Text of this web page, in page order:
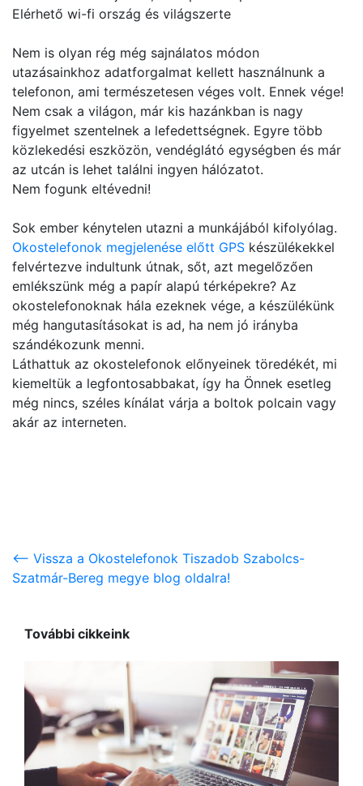
Elérhető wi-fi ország és világszerte
Nem is olyan rég még sajnálatos módon
utazásainkhoz adatforgalmat kellett használnunk a
telefonon, ami természetesen véges volt. Ennek vége!
Nem csak a világon, már kis hazánkban is nagy
figyelmet szentelnek a lefedettségnek. Egyre több
közlekedési eszközön, vendéglátó egységben és már
az utcán is lehet találni ingyen hálózatot.
Nem fogunk eltévedni!
Sok ember kénytelen utazni a munkájából kifolyólag.
Okostelefonok megjelenése előtt GPS készülékekkel
felvértezve indultunk útnak, sőt, azt megelőzően
emlékszünk még a papír alapú térképekre? Az
okostelefonoknak hála ezeknek vége, a készülékünk
még hangutasításokat is ad, ha nem jó irányba
szándékozunk menni.
Láthattuk az okostelefonok előnyeinek töredékét, mi
kiemeltük a legfontosabbakat, így ha Önnek esetleg
még nincs, széles kínálat várja a boltok polcain vagy
akár az interneten.
<-- Vissza a Okostelefonok Tiszadob Szabolcs-
Szatmár-Bereg megye blog oldalra!
További cikkeink